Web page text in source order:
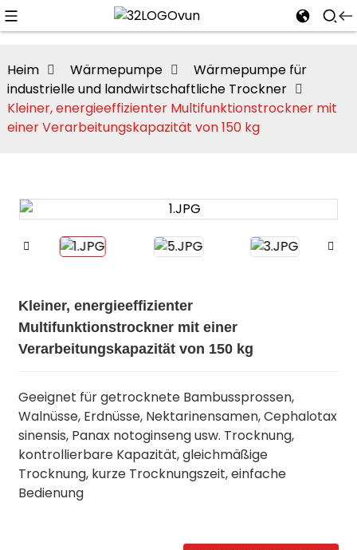
Heim Wärmepumpe
Wärmepumpe für
industrielle und landwirtschaftliche Trockner
Kleiner, energieeffizienter Multifunktionstrockner mit
einer Verarbeitungskapazität von 150 kg
Kleiner, energieeffizienter
Multifunktionstrockner mit einer
Verarbeitungskapazität von 150 kg
Geeignet für getrocknete Bambussprossen,
Walnüsse, Erdnüsse, Nektarinensamen, Cephalotax
sinensis, Panax notoginseng usw. Trocknung,
kontrollierbare Kapazität, gleichmäßige
Trocknung, kurze Trocknungszeit, einfache
Bedienung